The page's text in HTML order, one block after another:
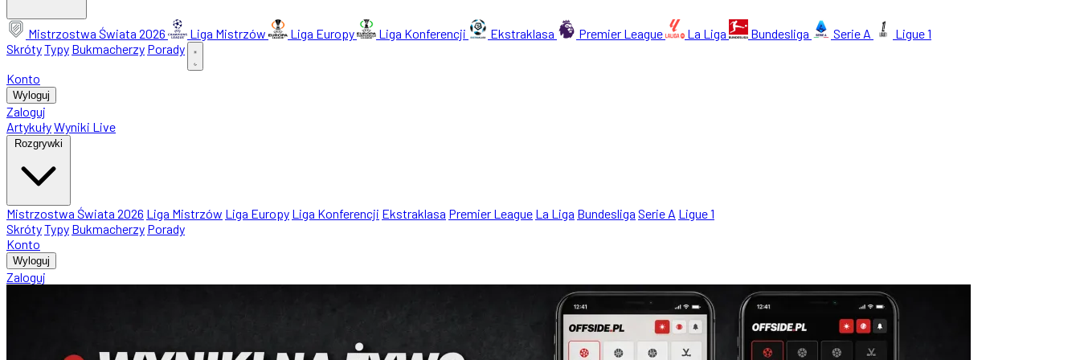
Mistrzostwa Świata 2026 Liga Mistrzów Liga Europy Liga Konferencji Ekstraklasa Premier League La Liga Bundesliga Serie A
Ligue 1
SkrótyTypy Bukmacherzy Porady
Konto
Wyloguj
Zaloguj
ArtykułyWyniki Live
Rozgrywki
Mistrzostwa Świata 2026 Liga Mistrzów Liga Europy Liga Konferencji Ekstraklasa Premier League La Liga Bundesliga Serie A Ligue 1
SkrótyTypy Bukmacherzy Porady
Konto
Wyloguj
Zaloguj